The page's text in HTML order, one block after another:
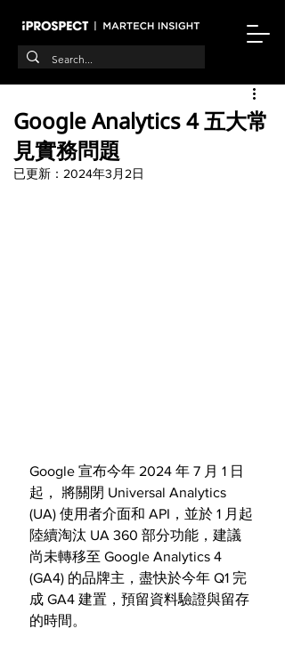
Google Analytics 4 五大常
見實務問題
已更新： 2024年3月2日
Google 宣布今年 2024 年 7 月 1 日
起， 將關閉 Universal Analytics
(UA) 使用者介面和 API，並於 1 月起
陸續淘汰 UA 360 部分功能，建議
尚未轉移至 Google Analytics 4
(GA4) 的品牌主，盡快於今年 Q1 完
成 GA4 建置，預留資料驗證與留存
的時間。